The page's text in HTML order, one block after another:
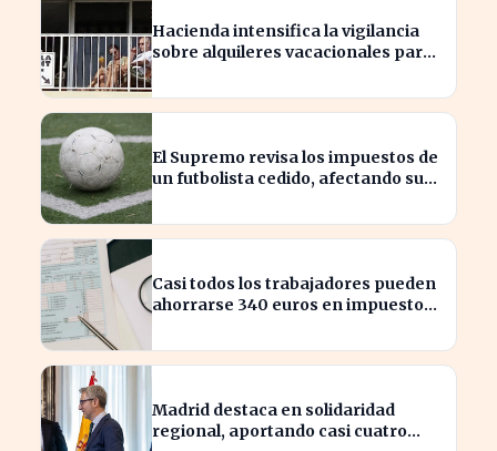
Hacienda intensifica la vigilancia
sobre alquileres vacacionales para
El Supremo revisa los impuestos de
un futbolista cedido, afectando su
Casi todos los trabajadores pueden
ahorrarse 340 euros en impuestos,
Madrid destaca en solidaridad
regional, aportando casi cuatro